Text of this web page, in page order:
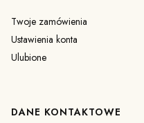
Twoje zamówienia
Ustawienia konta
Ulubione
DANE KONTAKTOWE